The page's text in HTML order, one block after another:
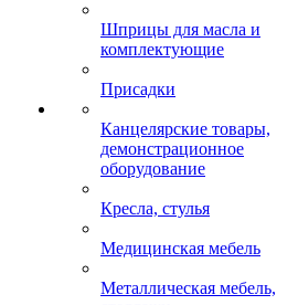
Шприцы для масла и
комплектующие
Присадки
Канцелярские товары,
демонстрационное
оборудование
Кресла, стулья
Медицинская мебель
Металлическая мебель,